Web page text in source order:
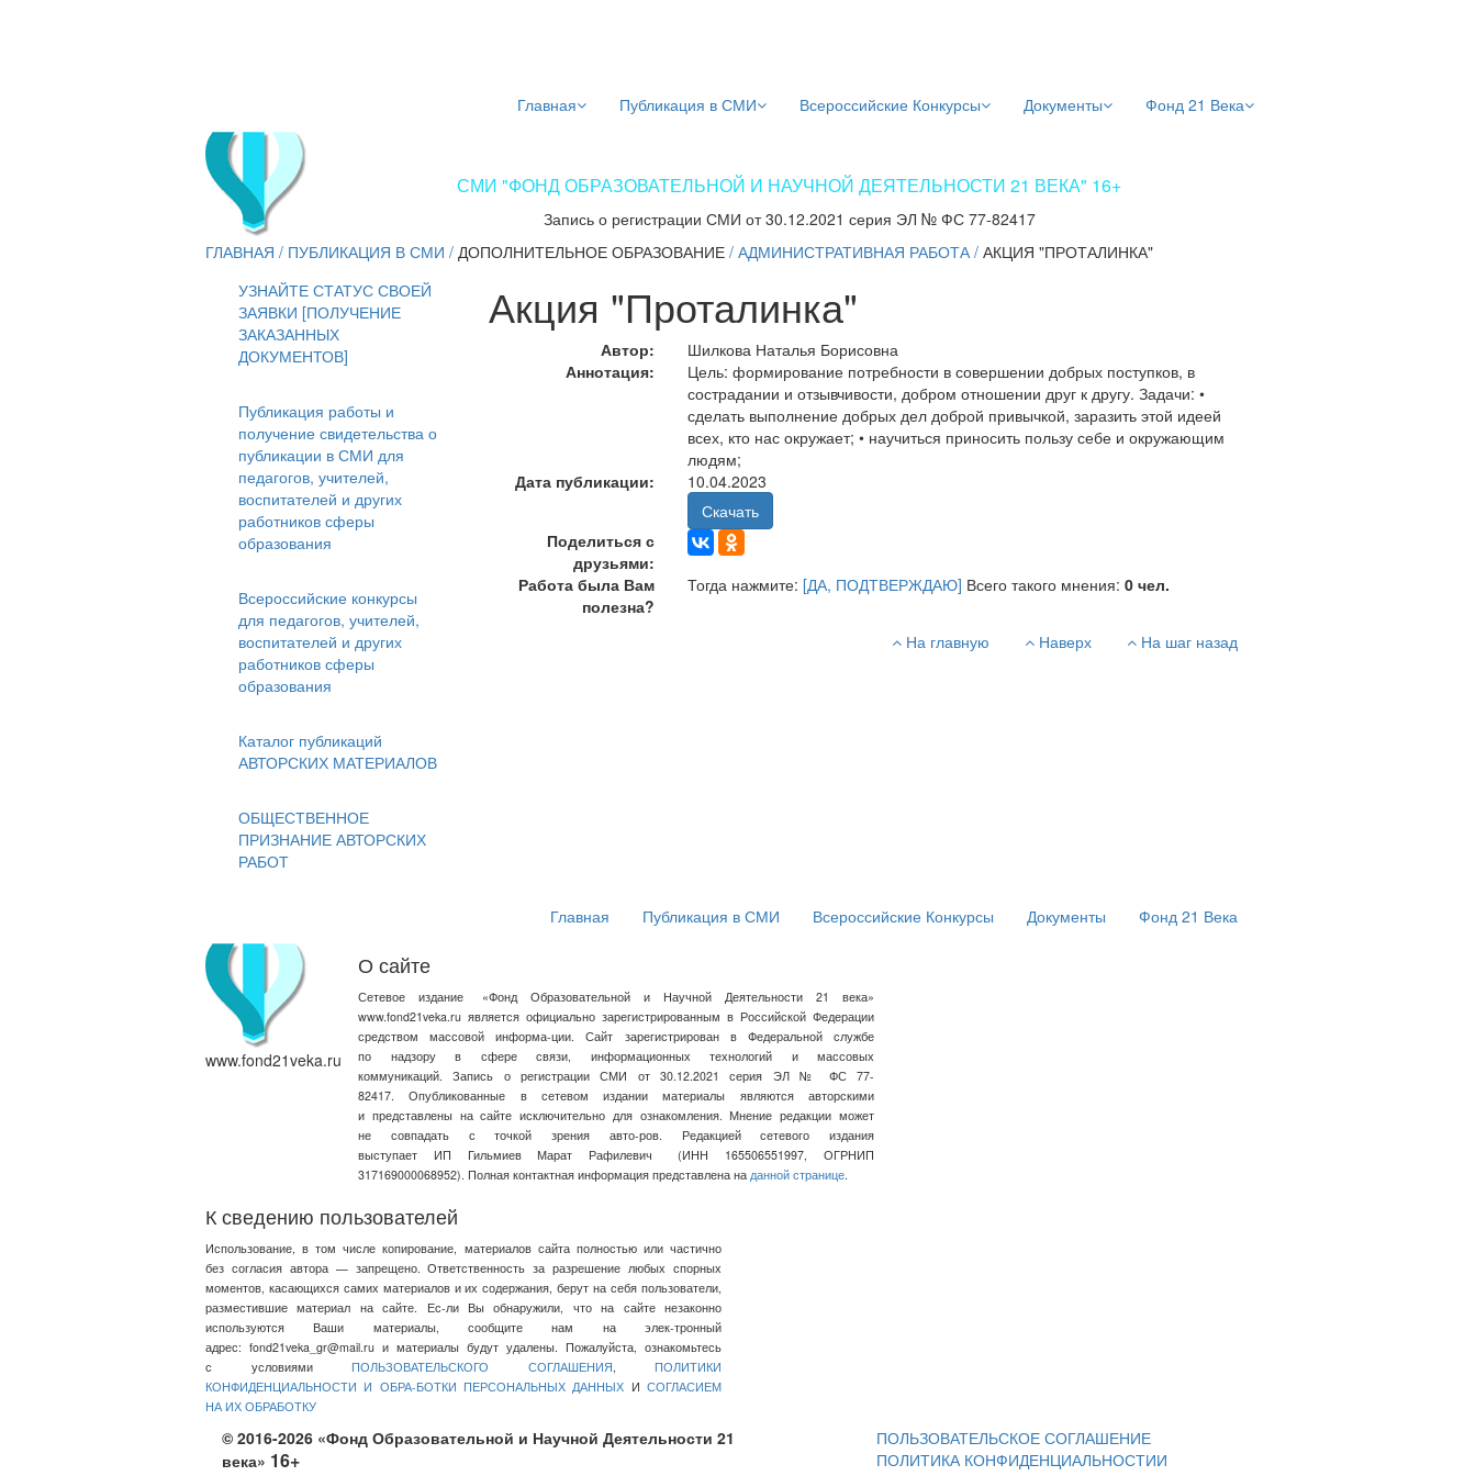
Главная Публикация в СМИ Всероссийские Конкурсы Документы Фонд 21 Века
СМИ "ФОНД ОБРАЗОВАТЕЛЬНОЙ И НАУЧНОЙ ДЕЯТЕЛЬНОСТИ 21 ВЕКА" 16+
Запись о регистрации СМИ от 30.12.2021 серия ЭЛ № ФС 77-82417
ГЛАВНАЯ / ПУБЛИКАЦИЯ В СМИ / ДОПОЛНИТЕЛЬНОЕ ОБРАЗОВАНИЕ / АДМИНИСТРАТИВНАЯ РАБОТА/ АКЦИЯ "ПРОТАЛИНКА"
УЗНАЙТЕ СТАТУС СВОЕЙ
ЗАЯВКИ [ПОЛУЧЕНИЕ
ЗАКАЗАННЫХ
ДОКУМЕНТОВ]
Публикация работы и
получение свидетельства о
публикации в СМИ для
педагогов, учителей,
воспитателей и других
работников сферы
образования
Всероссийские конкурсы
для педагогов, учителей,
воспитателей и других
работников сферы
образования
Каталог публикаций
АВТОРСКИХ МАТЕРИАЛОВ
ОБЩЕСТВЕННОЕ
ПРИЗНАНИЕ АВТОРСКИХ
РАБОТ
Акция "Проталинка"
Автор:
Шилкова Наталья Борисовна
Аннотация:
Цель: формирование потребности в совершении добрых поступков, в
сострадании и отзывчивости, добром отношении друг к другу. Задачи: •
сделать выполнение добрых дел доброй привычкой, заразить этой идеей
всех, кто нас окружает; • научиться приносить пользу себе и окружающим
людям;
Дата публикации:
10.04.2023
Скачать
Поделиться с
друзьями:
Работа была Вам
полезна?
Тогда нажмите: [ДА, ПОДТВЕРЖДАЮ] Всего такого мнения:0 чел.
На главную Наверх На шаг назад
Главная Публикация в СМИ Всероссийские Конкурсы Документы Фонд 21 Века
www.fond21veka.ru
О сайте
Сетевое издание «Фонд Образовательной и Научной Деятельности 21 века»
www.fond21veka.ru является официально зарегистрированным в Российской Федерации
средством массовой информа-ции. Сайт зарегистрирован в Федеральной службе
по надзору в сфере связи, информационных технологий и массовых
коммуникаций. Запись о регистрации СМИ от 30.12.2021 серия ЭЛ № ФС 77-
82417. Опубликованные в сетевом издании материалы являются авторскими
и представлены на сайте исключительно для ознакомления. Мнение редакции может
не совпадать с точкой зрения авто-ров. Редакцией сетевого издания
выступает ИП Гильмиев Марат Рафилевич
(ИНН 165506551997, ОГРНИП
317169000068952). Полная контактная информация представлена на данной странице.
К сведению пользователей
Использование, в том числе копирование, материалов сайта полностью или частично
без согласия автора — запрещено. Ответственность за разрешение любых спорных
моментов, касающихся самих материалов и их содержания, берут на себя пользователи,
разместившие материал на сайте. Ес-ли Вы обнаружили, что на сайте незаконно
используются Ваши материалы, сообщите нам на элек-тронный
адрес: fond21veka_gr@mail.ru и материалы будут удалены. Пожалуйста, ознакомьтесь
с условиями ПОЛЬЗОВАТЕЛЬСКОГО СОГЛАШЕНИЯ, ПОЛИТИКИ
КОНФИДЕНЦИАЛЬНОСТИ И ОБРА-БОТКИ ПЕРСОНАЛЬНЫХ ДАННЫХ И СОГЛАСИЕМ
НА ИХ ОБРАБОТКУ
© 2016-2026 «Фонд Образовательной и Научной Деятельности 21
века» 16+
ПОЛЬЗОВАТЕЛЬСКОЕ СОГЛАШЕНИЕ
ПОЛИТИКА КОНФИДЕНЦИАЛЬНОСТИИ